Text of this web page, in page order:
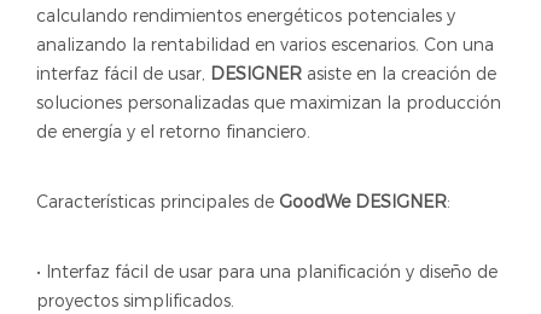
calculando rendimientos energéticos potenciales y
analizando la rentabilidad en varios escenarios. Con una
interfaz fácil de usar, DESIGNER asiste en la creación de
soluciones personalizadas que maximizan la producción
de energía y el retorno financiero.
Características principales de GoodWe DESIGNER:
• Interfaz fácil de usar para una planificación y diseño de
proyectos simplificados.